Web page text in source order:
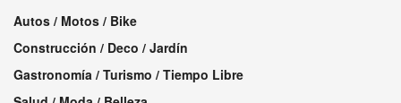
Autos / Motos / Bike
Construcción / Deco / Jardín
Gastronomía / Turismo / Tiempo Libre